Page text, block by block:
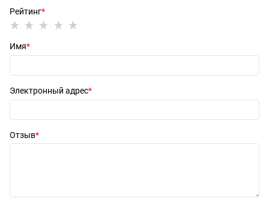
Рейтинг
Имя
Электронный адрес
Отзыв